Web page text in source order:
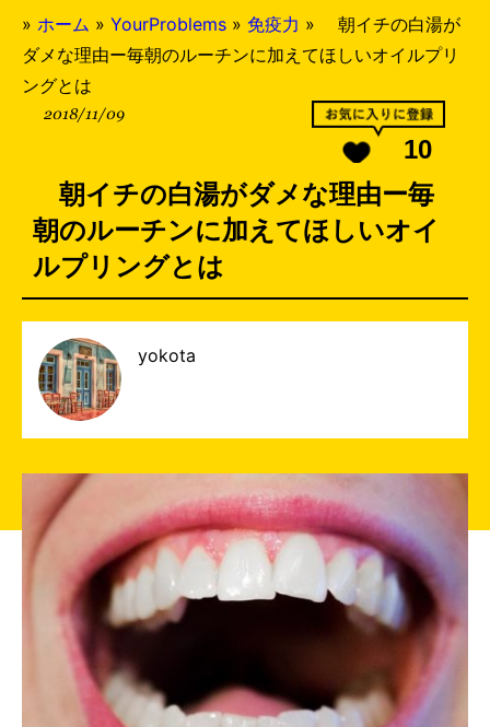
» ホーム » YourProblems » 免疫力 »
朝イチの白湯が
ダメな理由ー毎朝のルーチンに加えてほしいオイルプリ
ングとは
2018/11/09
10
朝イチの白湯がダメな理由ー毎
朝のルーチンに加えてほしいオイ
ルプリングとは
yokota